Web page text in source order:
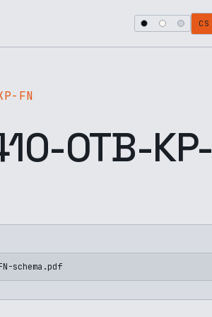
CS
FN
OTB-KP-
schema.pdf